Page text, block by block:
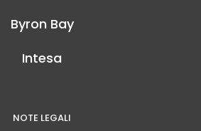
Byron Bay
Intesa
NOTE LEGALI